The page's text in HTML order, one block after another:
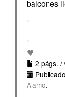
balcones
2 págs. /
Alamo.